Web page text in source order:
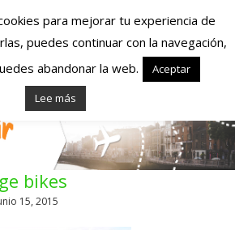
en
– Vivir en
– Trabajo
–
bikes
15, 2015
para mejorar tu experiencia de
puedes continuar con la navegación,
abandonar la web.
Aceptar
Lee más